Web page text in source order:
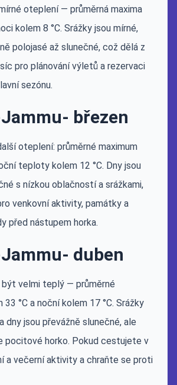
oteplení — průměrná maxima
kolem 8 °C. Srážky jsou mírné,
polojasé až slunečné, což dělá z
pro plánování výletů a rezervaci
sezónu.
březen
oteplení: průměrné maximum
teploty kolem 12 °C. Dny jsou
s nízkou oblačností a srážkami,
venkovní aktivity, památky a
před nástupem horka.
duben
být velmi teplý — průměrné
33 °C a noční kolem 17 °C. Srážky
dny jsou převážně slunečné, ale
pocitové horko. Pokud cestujete v
a večerní aktivity a chraňte se proti